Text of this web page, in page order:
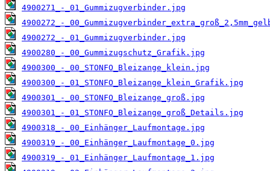
4900271_-_01_Gummizugverbinder.jpg
4900272_-
4900272_-_01_Gummizugverbinder.jpg
4900280_-_00_Gummizugschutz_Grafik.jpg
4900300_-_00_STONFO_Bleizange_klein.jpg
4900300_-_01_STONFO_Bleizange_klein_Grafik.jpg
4900301_-_00_STONFO_Bleizange_groß.jpg
4900301_-_01_STONFO_Bleizange_groß_Details.jpg
4900318_-_00_Einhänger_Laufmontage.jpg
4900319_-_00_Einhänger_Laufmontage_0.jpg
4900319_-_01_Einhänger_Laufmontage_1.jpg